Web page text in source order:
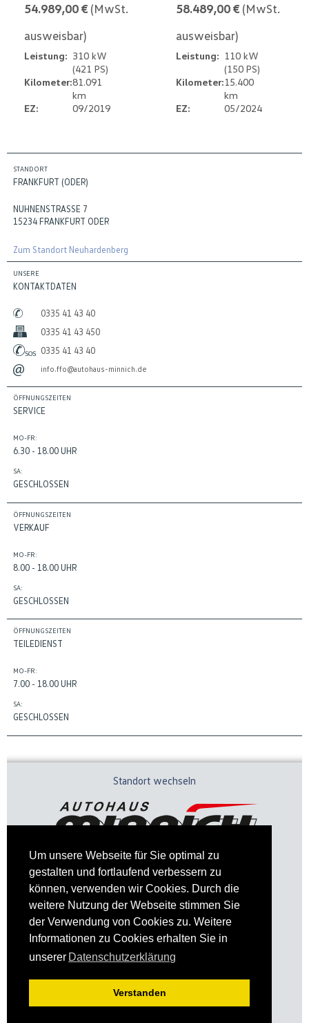
Um unsere Webseite für Sie optimal zu
gestalten und fortlaufend verbessern zu
können, verwenden wir Cookies. Durch die
weitere Nutzung der Webseite stimmen Sie
der Verwendung von Cookies zu. Weitere
Informationen zu Cookies erhalten Sie in
unserer Datenschutzerklärung
Verstanden
54.989,00 € (MwSt.
ausweisbar)
Leistung: 310 kW
(421 PS)
Kilometer:81.091
km
EZ:
09/2019
58.489,00 € (MwSt.
ausweisbar)
Leistung: 110 kW
(150 PS)
Kilometer:15.400
km
EZ:
05/2024
STANDORT
FRANKFURT (ODER)
NUHNENSTRASSE 7
15234 FRANKFURT ODER
Zum Standort Neuhardenberg
UNSERE
KONTAKTDATEN
0335 41 43 40
0335 41 43 450
0335 41 43 40
info.ffo@autohaus-minnich.de
ÖFFNUNGSZEITEN
SERVICE
MO-FR:
6.30 - 18.00 UHR
SA:
GESCHLOSSEN
ÖFFNUNGSZEITEN
VERKAUF
MO-FR:
8.00 - 18.00 UHR
SA:
GESCHLOSSEN
ÖFFNUNGSZEITEN
TEILEDIENST
MO-FR:
7.00 - 18.00 UHR
SA:
GESCHLOSSEN
Standort wechseln
Impressum Datenschutz